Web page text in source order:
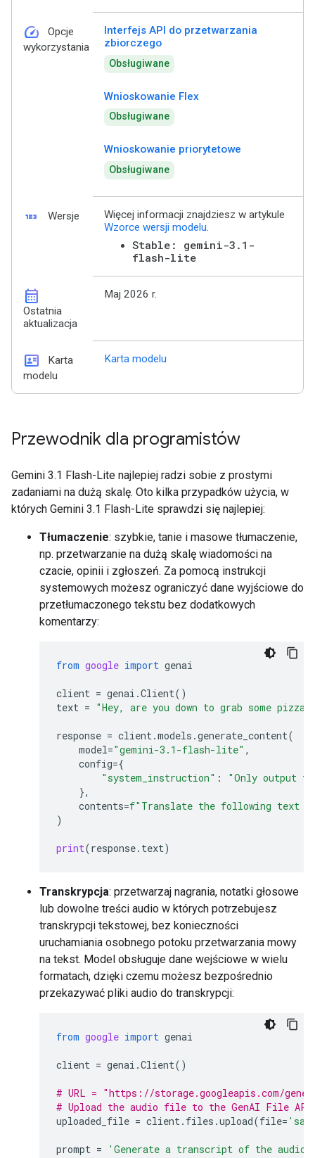
speed
Opcje
wykorzystania
Interfejs API do przetwarzania
zbiorczego
Obsługiwane
Wnioskowanie Flex
Obsługiwane
Wnioskowanie priorytetowe
Obsługiwane
123 Wersje
Więcej informacji znajdziesz w artykule
Wzorce wersji modelu.
Stable: gemini-3.1-
flash-lite
calendar_month
Ostatnia
aktualizacja
Maj 2026 r.
id_card
Karta
modelu
Karta modelu
Przewodnik dla programistów
Gemini 3.1 Flash-Lite najlepiej radzi sobie z prostymi
zadaniami na dużą skalę. Oto kilka przypadków użycia, w
których Gemini 3.1 Flash-Lite sprawdzi się najlepiej:
Tłumaczenie: szybkie, tanie i masowe tłumaczenie,
np. przetwarzanie na dużą skalę wiadomości na
czacie, opinii i zgłoszeń. Za pomocą instrukcji
systemowych możesz ograniczyć dane wyjściowe do
przetłumaczonego tekstu bez dodatkowych
komentarzy:
from google import genai
client = genai .Client()
text = "Hey, are you down to grab some
response = client.models .generate_content(
model="gemini-3.1-flash-lite" ,
config={
"system_instruction" :
"Only output
},
contents=f"Translate the following text
)
print(response. text)
Transkrypcja: przetwarzaj nagrania, notatki głosowe
lub dowolne treści audio w których potrzebujesz
transkrypcji tekstowej, bez konieczności
uruchamiania osobnego potoku przetwarzania mowy
na tekst. Model obsługuje dane wejściowe w wielu
formatach, dzięki czemu możesz bezpośrednio
przekazywać pliki audio do transkrypcji:
from google import genai
client = genai .Client()
# URL = "https://storage.googleapis.com/
# Upload the audio file to the GenAI File API
uploaded_file = client. files .upload(file=
prompt = 'Generate a transcript of the